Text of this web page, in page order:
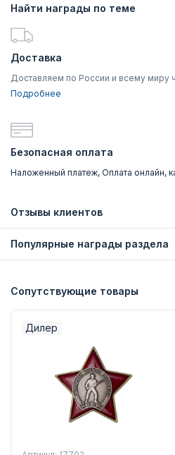
Найти награды по теме
Доставка
Доставляем по России и всему миру
Подробнее
Безопасная оплата
Наложенный платеж, Оплата онлайн,
Отзывы клиентов
Популярные награды раздела
Сопутствующие товары
Дилер